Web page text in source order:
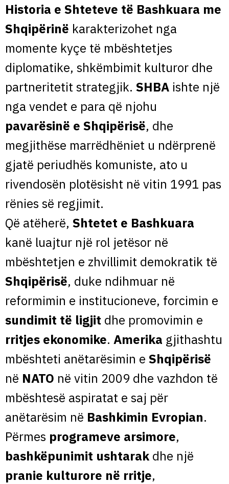
Historia e Shteteve të Bashkuara me
Shqipërinë karakterizohet nga
momente kyçe të mbështetjes
diplomatike, shkëmbimit kulturor dhe
partneritetit strategjik. SHBA ishte një
nga vendet e para që njohu
pavarësinë e Shqipërisë, dhe
megjithëse marrëdhëniet u ndërprenë
gjatë periudhës komuniste, ato u
rivendosën plotësisht në vitin 1991 pas
rënies së regjimit.
Që atëherë, Shtetet e Bashkuara
kanë luajtur një rol jetësor në
mbështetjen e zhvillimit demokratik të
Shqipërisë, duke ndihmuar në
reformimin e institucioneve, forcimin e
sundimit të ligjit dhe promovimin e
rritjes ekonomike. Amerika gjithashtu
mbështeti anëtarësimin e Shqipërisë
në NATO në vitin 2009 dhe vazhdon të
mbështesë aspiratat e saj për
anëtarësim në Bashkimin Evropian.
Përmes programeve arsimore,
bashkëpunimit ushtarakdhe një
pranie kulturore në rritje,